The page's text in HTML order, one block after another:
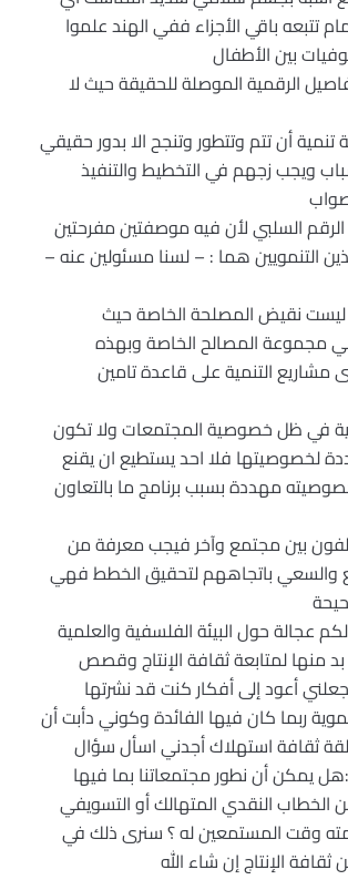
تتبعه باقي الأجزاء ففي الهند علموا
بين الأطفال
الرقمية الموصلة للحقيقة حيث لا
أن تتم وتتطور وتنجح الا بدور حقيقي
ويجب زجهم في التخطيط والتنفيذ
السلبي لأن فيه موصفتين مفرحتين
التنمويين هما : – لسنا مسئولين عنه –
ليست نقيض المصلحة الخاصة حيث
مجموعة المصالح الخاصة وبهذه
مشاريع التنمية على قاعدة تامين
في ظل خصوصية المجتمعات ولا تكون
لخصوصيتها فلا احد يستطيع ان يقنع
مهددة بسبب برنامج ما بالتعاون
بين مجتمع وآخر فيجب معرفة من
باتجاههم لتحقيق الخطط فهي
عجالة حول البيئة الفلسفية والعلمية
منها لمتابعة ثقافة الإنتاج وقصص
أعود إلى أفكار كنت قد نشرتها
ربما كان فيها الفائدة وكوني دأبت أن
ثقافة استهلاك أجدني اسأل سؤال
يمكن أن نطور مجتمعاتنا بما فيها
الخطاب النقدي المتهالك أو التسويفي
وقت المستمعين له ؟ سنرى ذلك في
الإنتاج إن شاء الله